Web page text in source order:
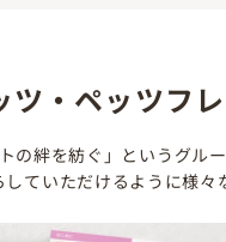
ツ・ペッツフ
の絆を紡ぐ」というグルー
ていただけるように様々